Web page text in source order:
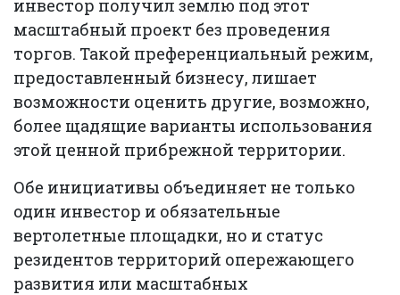
инвестор получил землю под этот
масштабный проект без проведения
торгов. Такой преференциальный режим,
предоставленный бизнесу, лишает
возможности оценить другие, возможно,
более щадящие варианты использования
этой ценной прибрежной территории.
Обе инициативы объединяет не только
один инвестор и обязательные
вертолетные площадки, но и статус
резидентов территорий опережающего
развития или масштабных